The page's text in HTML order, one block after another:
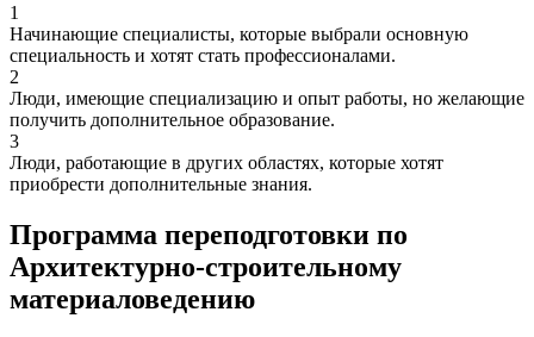
1
Начинающие специалисты, которые выбрали основную
специальность и хотят стать профессионалами.
2
Люди, имеющие специализацию и опыт работы, но желающие
получить дополнительное образование.
3
Люди, работающие в других областях, которые хотят
приобрести дополнительные знания.
Программа переподготовки по
Архитектурно-строительному
материаловедению